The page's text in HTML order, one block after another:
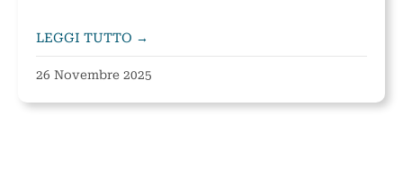
LEGGI TUTTO →
26 Novembre 2025